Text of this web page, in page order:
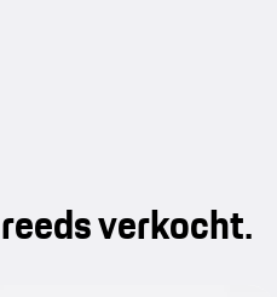
verkocht.